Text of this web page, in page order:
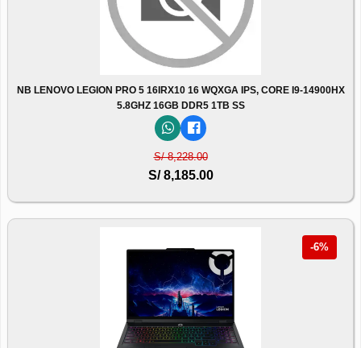
NB LENOVO LEGION PRO 5 16IRX10 16 WQXGA IPS, CORE I9-14900HX
5.8GHZ 16GB DDR5 1TB SS
S/ 8,228.00
S/ 8,185.00
-6%